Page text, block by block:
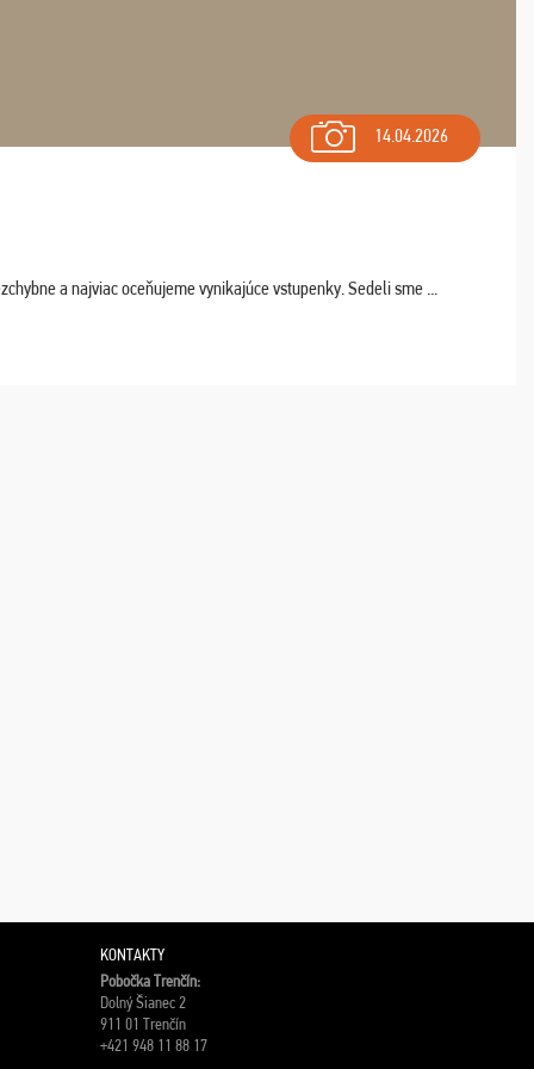
14.04.2026
a najviac oceňujeme vynikajúce vstupenky. Sedeli sme ...
KONTAKTY
Pobočka Trenčín:
Dolný Šianec 2
911 01 Trenčín
+421 948 11 88 17